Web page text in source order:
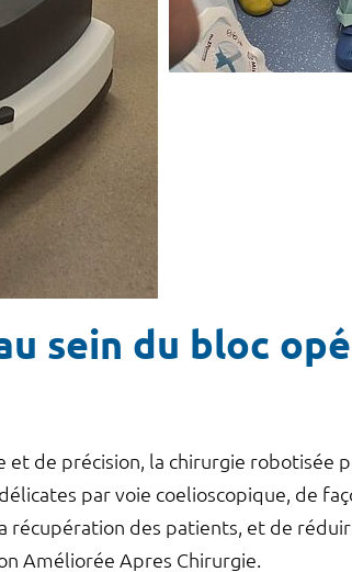
sein du bloc
de précision, la chirurgie robotisée
par voie coelioscopique, de
récupération des patients, et de
Améliorée Apres Chirurgie.